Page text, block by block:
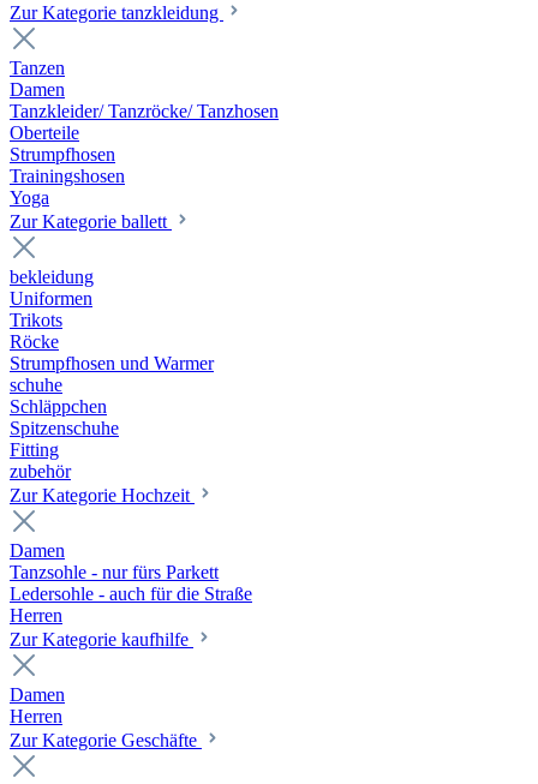
Zur Kategorie tanzkleidung
Tanzen
Damen
Tanzkleider/ Tanzröcke/ Tanzhosen
Oberteile
Strumpfhosen
Trainingshosen
Yoga
Zur Kategorie ballett
bekleidung
Uniformen
Trikots
Röcke
Strumpfhosen und Warmer
schuhe
Schläppchen
Spitzenschuhe
Fitting
zubehör
Zur Kategorie Hochzeit
Damen
Tanzsohle - nur fürs Parkett
Ledersohle - auch für die Straße
Herren
Zur Kategorie kaufhilfe
Damen
Herren
Zur Kategorie Geschäfte